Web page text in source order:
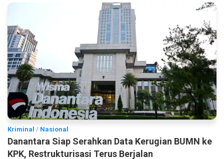
Kriminal / Nasional
Danantara Siap Serahkan Data Kerugian BUMN ke
KPK, Restrukturisasi Terus Berjalan